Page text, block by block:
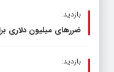
بازدید:
ضررهای میلیون دلاری
بازدید: